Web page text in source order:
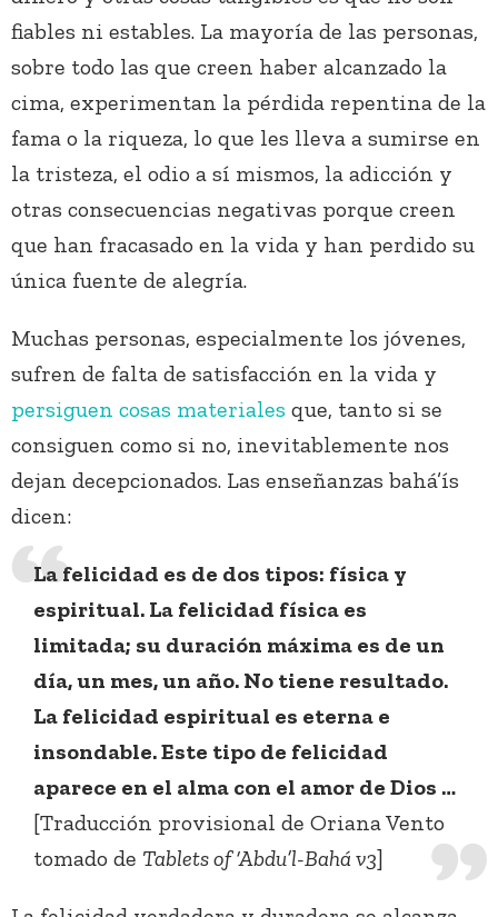
fiables ni estables. La mayoría de las personas,
sobre todo las que creen haber alcanzado la
cima, experimentan la pérdida repentina de la
fama o la riqueza, lo que les lleva a sumirse en
la tristeza, el odio a sí mismos, la adicción y
otras consecuencias negativas porque creen
que han fracasado en la vida y han perdido su
única fuente de alegría.
Muchas personas, especialmente los jóvenes,
sufren de falta de satisfacción en la vida y
persiguen cosas materiales que, tanto si se
consiguen como si no, inevitablemente nos
dejan decepcionados. Las enseñanzas bahá’ís
dicen:
La felicidad es de dos tipos: física y
espiritual. La felicidad física es
limitada; su duración máxima es de un
día, un mes, un año. No tiene resultado.
La felicidad espiritual es eterna e
insondable. Este tipo de felicidad
aparece en el alma con el amor de Dios …
[Traducción provisional de Oriana Vento
tomado de Tablets of ‘Abdu’l-Bahá v3]